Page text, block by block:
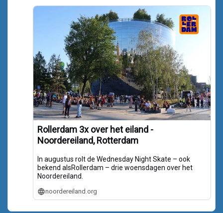
Rollerdam 3x over het eiland -
Noordereiland, Rotterdam
In augustus rolt de Wednesday Night Skate – ook
bekend alsRollerdam – drie woensdagen over het
Noordereiland.
noordereiland.org